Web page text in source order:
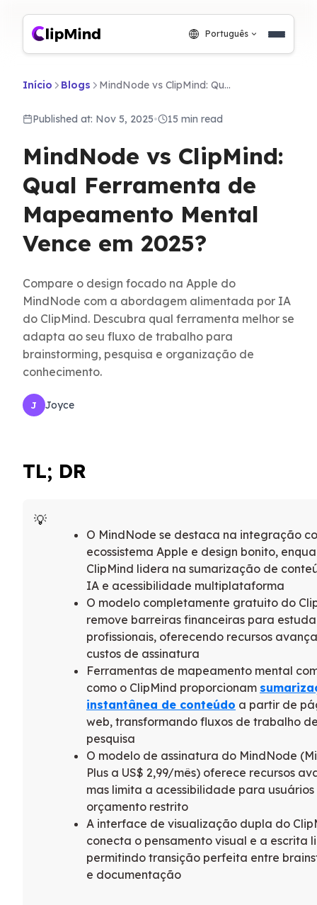
Português
Início Blogs MindNode vs ClipMind: Qual Ferramenta de Mapeamento Mental Vence em 2025?
Published at: Nov 5, 2025• 15 min read
MindNode vs ClipMind:
Qual Ferramenta de
Mapeamento Mental
Vence em 2025?
Compare o design focado na Apple do
MindNode com a abordagem alimentada por IA
do ClipMind. Descubra qual ferramenta melhor se
adapta ao seu fluxo de trabalho para
brainstorming, pesquisa e organização de
conhecimento.
J Joyce
TL; DR
O MindNode se destaca na integração
ecossistema Apple e design bonito,
ClipMind lidera na sumarização de
IA e acessibilidade multiplataforma
O modelo completamente gratuito do
remove barreiras financeiras para
profissionais, oferecendo recursos
custos de assinatura
Ferramentas de mapeamento mental
como o ClipMind proporcionam
instantânea de conteúdo a partir de
web, transformando fluxos de trabalho
pesquisa
O modelo de assinatura do MindNode
Plus a US$ 2,99/mês) oferece recursos
mas limita a acessibilidade para usuários
orçamento restrito
A interface de visualização dupla do
conecta o pensamento visual e a escrita
permitindo transição perfeita entre
e documentação